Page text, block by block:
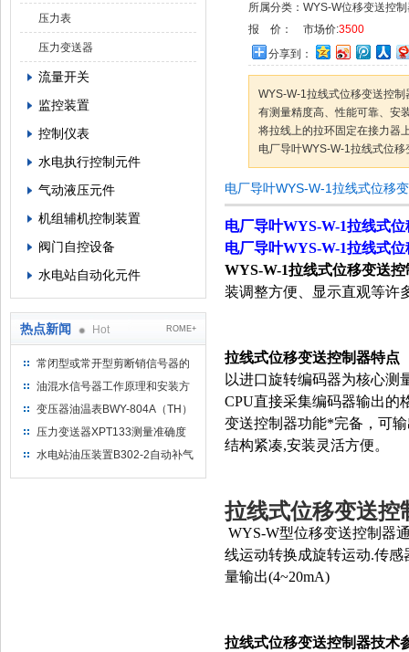
压力表
压力变送器
流量开关
监控装置
控制仪表
水电执行控制元件
气动液压元件
机组辅机控制装置
阀门自控设备
水电站自动化元件
热点新闻 Hot ROME+
常闭型或常开型剪断销信号器的
工作原理
油混水信号器工作原理和安装方
式
变压器油温表BWY-804A（TH）
测量范围
压力变送器XPT133测量准确度
不高是什么原因导致的？
水电站油压装置B302-2自动补气
所属分类： WYS-W位移变送控
报 价：
市场价:3500
分享到：
WYS-W-1拉线式位移变送控
有测量精度高、性能可靠、安
将拉线上的拉环固定在接力器
电厂导叶WYS-W-1拉线式位移
电厂导叶WYS-W-1拉线式位移
电厂导叶WYS-W-1拉线式
电厂导叶WYS-W-1拉线式
WYS-W-1拉线式位移变送
装调整方便、显示直观等许
拉线式位移变送控制器特点
以进口旋转编码器为核心测
CPU直接采集编码器输出的
变送控制器功能*完备，可
结构紧凑,安装灵活方便。
拉线式位移变送控
WYS-W型位移变送控制器
线运动转换成旋转运动.传
量输出(4~20mA)
拉线式位移变送控制器技术